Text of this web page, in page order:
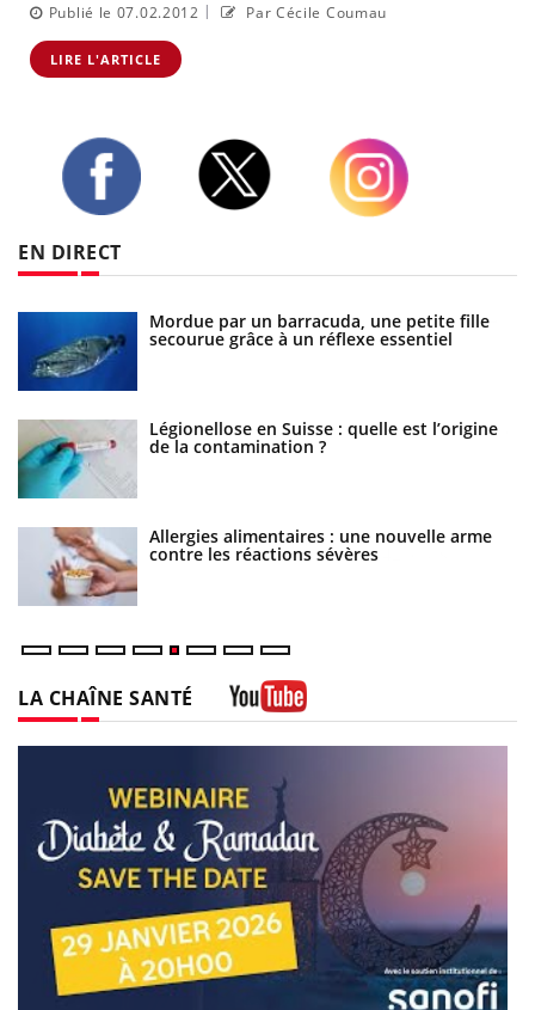
Publié le 07.02.2012 | Par Cécile Coumau
LIRE L'ARTICLE
EN DIRECT
Mordue par un barracuda, une petite fille
secourue grâce à un réflexe essentiel
Légionellose en Suisse : quelle est l’origine
de la contamination ?
Allergies alimentaires : une nouvelle arme
contre les réactions sévères
LA CHAÎNE SANTÉ